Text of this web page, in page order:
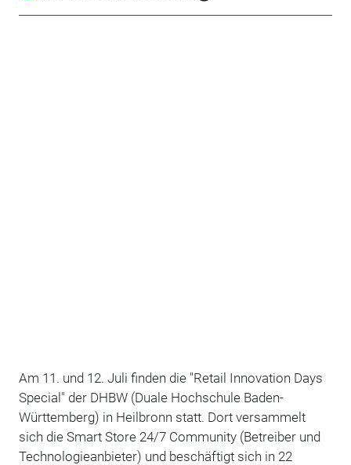
Am 11. und 12. Juli finden die "Retail Innovation Days
Special" der DHBW (Duale Hochschule Baden-
Württemberg) in Heilbronn statt. Dort versammelt
sich die Smart Store 24/7 Community (Betreiber und
Technologieanbieter) und beschäftigt sich in 22